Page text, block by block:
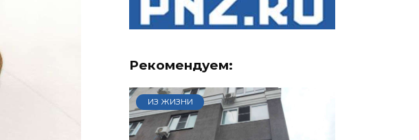
Рекомендуем:
ИЗ ЖИЗНИ